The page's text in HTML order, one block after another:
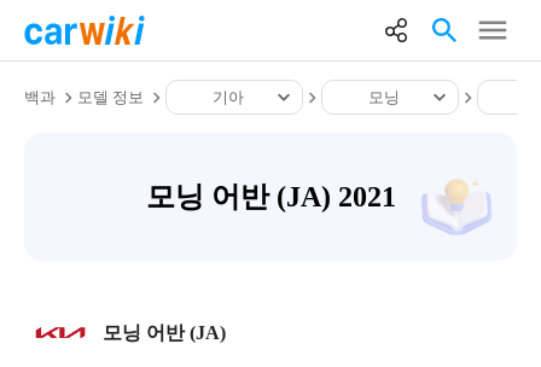
백과 모델 정보 기아 모닝
모닝 어반 (JA) 2021
모닝 어반 (JA)